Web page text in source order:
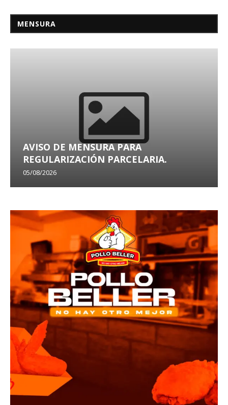
MENSURA
AVISO DE MENSURA PARA
REGULARIZACIÓN PARCELARIA.
05/08/2026